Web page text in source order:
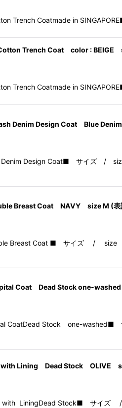
Trench Coatmade in
Trench Coat color : BEIGE
Trench Coatmade in
Denim Design Coat Blue
Denim Design Coat■ サイ
Breast Coat NAVY size M (表
Breast Coat ■ サイズ /
Coat Dead Stock one-
CoatDead Stock one-
with Lining Dead Stock OLIVE
with LiningDead Stock■ サイ